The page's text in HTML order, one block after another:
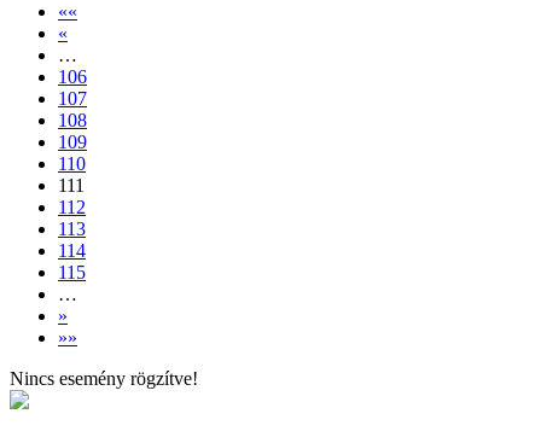
««
«
…
106
107
108
109
110
111
112
113
114
115
…
»
»»
Nincs esemény rögzítve!